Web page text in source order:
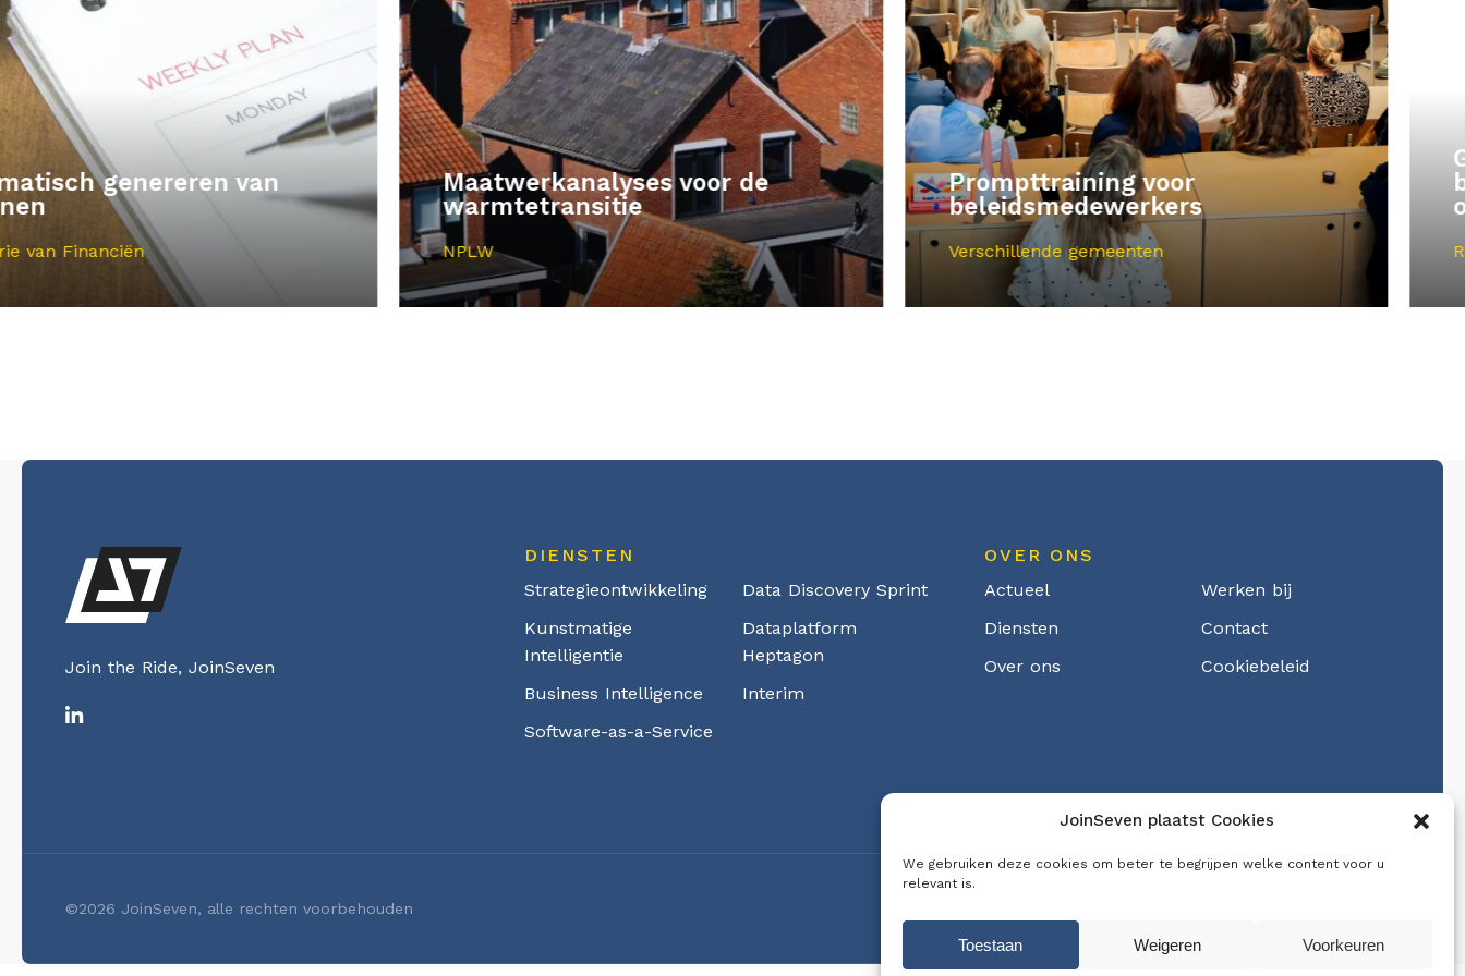
JoinSeven plaatst Cookies
We gebruiken deze cookies om beter te begrijpen welke content voor u
relevant is.
Toestaan Weigeren Voorkeuren
Maatwerkanalyses voor de
warmtetransitie
NPLW
Prompttraining voor
beleidsmedewerkers
Verschillende gemeenten
Grootschalig crawlen:
bestuursdocumenten in het
onderwijs
Regioplan
Join the Ride, JoinSeven
DIENSTEN
Strategieontwikkeling
Kunstmatige
Intelligentie
Business Intelligence
Software-as-a-Service
Data Discovery Sprint
Dataplatform
Heptagon
Interim
OVER ONS
Actueel
Diensten
Over ons
Werken bij
Contact
Cookiebeleid
©2026 JoinSeven, alle rechten voorbehouden